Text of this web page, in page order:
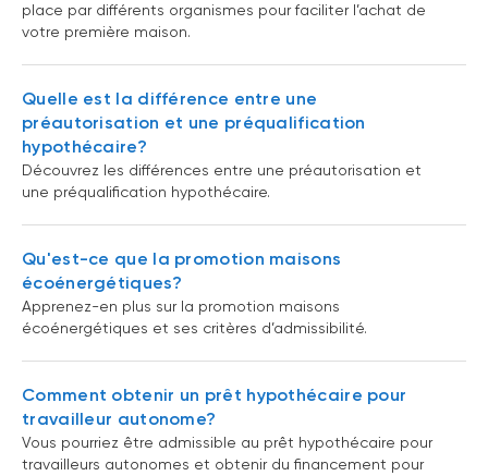
place par différents organismes pour faciliter l’achat de
votre première maison.
Quelle est la différence entre une
préautorisation et une préqualification
hypothécaire?
Découvrez les différences entre une préautorisation et
une préqualification hypothécaire.
Qu'est-ce que la promotion maisons
écoénergétiques?
Apprenez-en plus sur la promotion maisons
écoénergétiques et ses critères d’admissibilité.
Comment obtenir un prêt hypothécaire pour
travailleur autonome?
Vous pourriez être admissible au prêt hypothécaire pour
travailleurs autonomes et obtenir du financement pour